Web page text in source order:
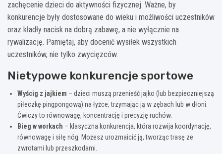
zachęcenie dzieci do aktywności fizycznej. Ważne, by
konkurencje były dostosowane do wieku i możliwości uczestników
oraz kładły nacisk na dobrą zabawę, a nie wyłącznie na
rywalizację. Pamiętaj, aby docenić wysiłek wszystkich
uczestników, nie tylko zwycięzców.
Nietypowe konkurencje sportowe
Wyścig z jajkiem – dzieci muszą przenieść jajko (lub bezpieczniejszą
piłeczkę pingpongową) na łyżce, trzymając ją w zębach lub w dłoni.
Ćwiczy to równowagę, koncentrację i precyzję ruchów.
Bieg w workach – klasyczna konkurencja, która rozwija koordynację,
równowagę i siłę nóg. Możesz urozmaicić ją, tworząc trasę ze
zwrotami lub przeszkodami.